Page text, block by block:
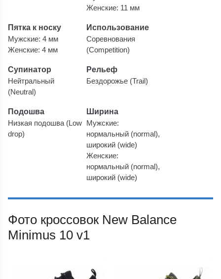
Женские: 11 мм
Пятка к носку
Мужские: 4 мм
Женские: 4 мм
Использование
Соревнования
(Competition)
Супинатор
Нейтральный
(Neutral)
Рельеф
Бездорожье (Trail)
Подошва
Низкая подошва (Low
drop)
Ширина
Мужские:
нормальный (normal),
широкий (wide)
Женские:
нормальный (normal),
широкий (wide)
Фото кроссовок New Balance
Minimus 10 v1